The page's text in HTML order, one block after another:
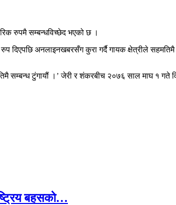
रुपमै सम्बन्धविच्छेद भएको छ ।
दिएपछि अनलाइनखबरसँग कुरा गर्दै गायक क्षेत्रीले
टुंगायौं ।’ जेरी र शंकरबीच २०७६ साल माघ १ गते
बहसको…